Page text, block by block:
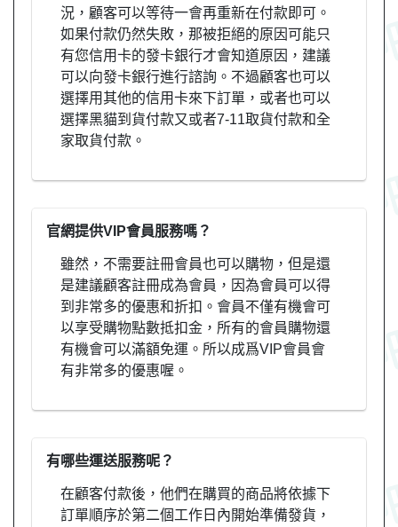
況，顧客可以等待一會再重新在付款即可。
如果付款仍然失敗，那被拒絕的原因可能只
有您信用卡的發卡銀行才會知道原因，建議
可以向發卡銀行進行諮詢。不過顧客也可以
選擇用其他的信用卡來下訂單，或者也可以
選擇黑貓到貨付款又或者7-11取貨付款和全
家取貨付款。
官網提供VIP會員服務嗎？
雖然，不需要註冊會員也可以購物，但是還
是建議顧客註冊成為會員，因為會員可以得
到非常多的優惠和折扣。會員不僅有機會可
以享受購物點數抵扣金，所有的會員購物還
有機會可以滿額免運。所以成爲VIP會員會
有非常多的優惠喔。
有哪些運送服務呢？
在顧客付款後，他們在購買的商品將依據下
訂單順序於第二個工作日內開始準備發貨，